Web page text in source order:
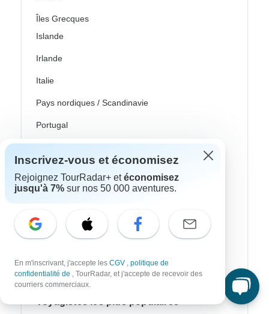
Îles Grecques
Islande
Irlande
Italie
Pays nordiques / Scandinavie
Portugal
Turquie
Costa Rica
États-Unis
Inscrivez-vous et économisez
Rejoignez TourRadar+ etéconomisez
jusqu'à 7% sur nos 50 000 aventures.
En m'inscrivant, j'accepte les CGV , politique de
confidentialité de , TourRadar, et j'accepte de recevoir des
courriers commerciaux.